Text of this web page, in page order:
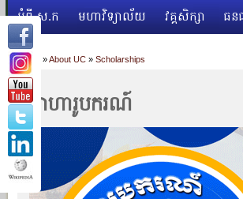
អំពី ស.ក មហាវិទ្យាល័យ វគ្គសិក្សា ធន
Home »About UC » Scholarships
អាហារូបករណ៍